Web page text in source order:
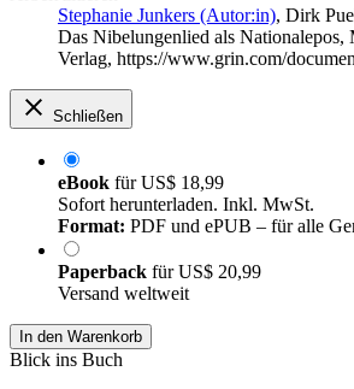
Stephanie Junkers (Autor:in), Dirk
Das Nibelungenlied als
Verlag, https://www.grin.com/
Schließen
eBook fürUS$ 18,99
Sofort herunterladen. Inkl. MwSt.
Format: PDF und ePUB – für alle
Paperback fürUS$ 20,99
Versand weltweit
In den Warenkorb
Blick ins Buch